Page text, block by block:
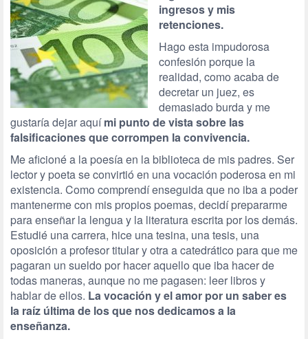
ingresos y mis
retenciones.
Hago esta impudorosa
confesión porque la
realidad, como acaba de
decretar un juez, es
demasiado burda y me
gustaría dejar aquími punto de vista sobre las
falsificaciones que corrompen la convivencia.
Me aficioné a la poesía en la biblioteca de mis padres. Ser
lector y poeta se convirtió en una vocación poderosa en mi
existencia. Como comprendí enseguida que no iba a poder
mantenerme con mis propios poemas, decidí prepararme
para enseñar la lengua y la literatura escrita por los demás.
Estudié una carrera, hice una tesina, una tesis, una
oposición a profesor titular y otra a catedrático para que me
pagaran un sueldo por hacer aquello que iba hacer de
todas maneras, aunque no me pagasen: leer libros y
hablar de ellos. La vocación y el amor por un saber es
la raíz última de los que nos dedicamos a la
enseñanza.